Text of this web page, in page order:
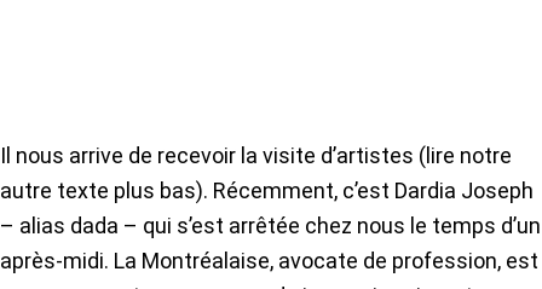
Il nous arrive de recevoir la visite d’artistes (lire notre
autre texte plus bas). Récemment, c’est Dardia Joseph
– alias dada – qui s’est arrêtée chez nous le temps d’un
après-midi. La Montréalaise, avocate de profession, est